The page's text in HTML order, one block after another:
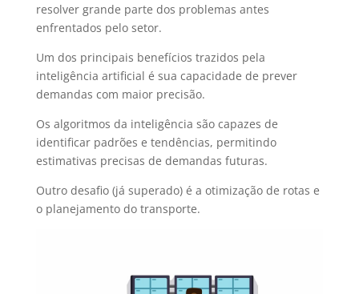
resolver grande parte dos problemas antes
enfrentados pelo setor.
Um dos principais benefícios trazidos pela
inteligência artificial é sua capacidade de prever
demandas com maior precisão.
Os algoritmos da inteligência são capazes de
identificar padrões e tendências, permitindo
estimativas precisas de demandas futuras.
Outro desafio (já superado) é a otimização de rotas e
o planejamento do transporte.